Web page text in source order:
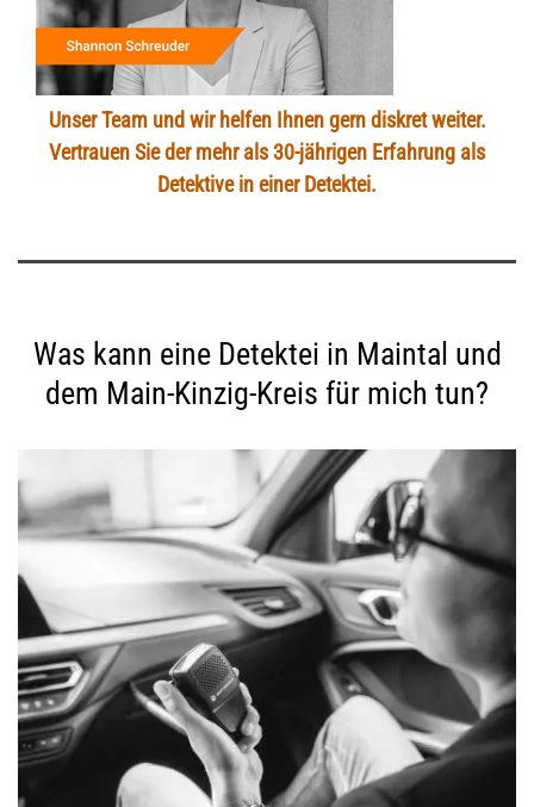
Unser Team und wir helfen Ihnen gern diskret weiter.
Vertrauen Sie der mehr als 30-jährigen Erfahrung als
Detektive in einer Detektei.
Was kann eine Detektei in Maintal und
dem Main-Kinzig-Kreis für mich tun?